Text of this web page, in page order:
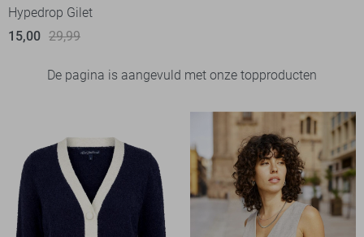
Hypedrop Gilet
15,00 29,99
De pagina is aangevuld met onze topproducten